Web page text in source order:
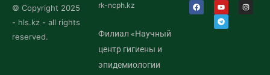
© Copyright 2025
- hls.kz - all rights
reserved.
rk-ncph.kz
Филиал «Научный
центр гигиены и
эпидемиологии